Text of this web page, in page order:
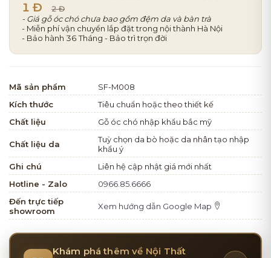
1 Đ 2 Đ
- Giá gỗ óc chó chưa bao gồm đệm da và bàn trà
- Miễn phí vận chuyển lắp đặt trong nội thành Hà Nội
- Bảo hành 36 Tháng - Bảo trì trọn đời
Mã sản phẩm
SF-M008
Kích thước
Tiêu chuẩn hoặc theo thiết kế
Chất liệu
Gỗ óc chó nhập khẩu bắc mỹ
Chất liệu da
Tuỳ chọn da bò hoặc da nhân tạo nhập
khẩu ý
Ghi chú
Liên hệ cập nhật giá mới nhất
Hotline - Zalo
0966.85.6666
Đến trực tiếp
showroom
Xem hướng dẫn Google Map
Khám phá thêm về Nội Thất